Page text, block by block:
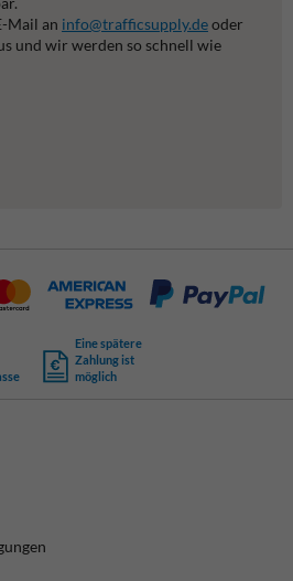
Mail an info@trafficsupply.deoder
und wir werden so schnell wie
Eine spätere
Zahlung ist
möglich